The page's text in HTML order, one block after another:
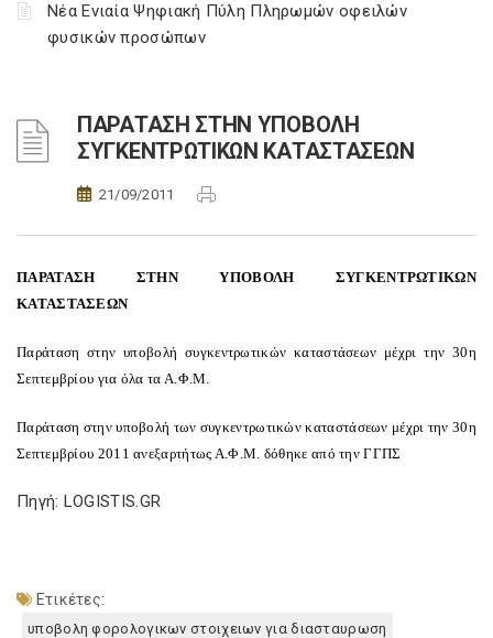
Νέα Ενιαία Ψηφιακή Πύλη Πληρωμών οφειλών
φυσικών προσώπων
ΠΑΡΑΤΑΣΗ ΣΤΗΝ ΥΠΟΒΟΛΗ
ΣΥΓΚΕΝΤΡΩΤΙΚΩΝ ΚΑΤΑΣΤΑΣΕΩΝ
21/09/2011
ΠΑΡΑΤΑΣΗ ΣΤΗΝ ΥΠΟΒΟΛΗ ΣΥΓΚΕΝΤΡΩΤΙΚΩΝ
ΚΑΤΑΣΤΑΣΕΩΝ
Παράταση στην υποβολή συγκεντρωτικών καταστάσεων μέχρι την 30η
Σεπτεμβρίου για όλα τα Α.Φ.Μ.
Παράταση στην υποβολή των συγκεντρωτικών καταστάσεων μέχρι την 30η
Σεπτεμβρίου 2011 ανεξαρτήτως Α.Φ.Μ. δόθηκε από την ΓΓΠΣ
Πηγή: LOGISTIS.GR
Ετικέτες:
υποβολη φορολογικων στοιχειων για διασταυρωση